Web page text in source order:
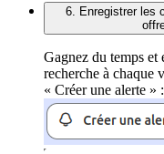
6. Enregistrer les
Gagnez du temps et
recherche à chaque
« Créer une alerte » :